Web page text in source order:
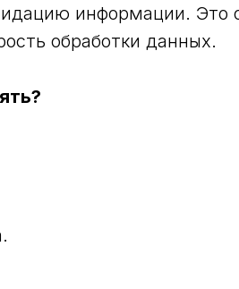
информации. Это
обработки данных.